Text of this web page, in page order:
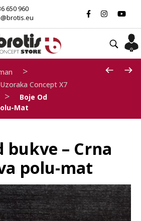
650 960
>
Concept X7
>
Boje Od
Mat
bukve – Crna
polu-mat